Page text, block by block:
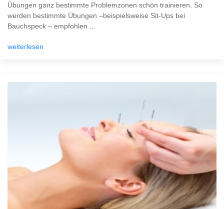
Übungen ganz bestimmte Problemzonen schön trainieren. So
werden bestimmte Übungen –beispielsweise Sit-Ups bei
Bauchspeck – empfohlen ...
weiterlesen